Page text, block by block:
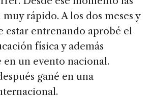
muy rápido. A los dos meses y
estar entrenando aprobé el
física y además
en un evento nacional.
gané en una